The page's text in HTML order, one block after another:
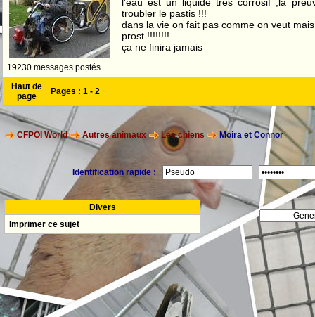
19230 messages postés
troubler le pastis !!!
dans la vie on fait pas comme on veut
prost !!!!!!!! .....
ça ne finira jamais
Haut de
page
Pages : 1 - 2
CFPOI World Autres animaux Les chiens Moira et Connor
Identification rapide :
Divers
Imprimer ce sujet